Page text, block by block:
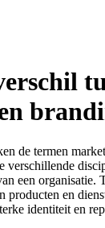
de termen
verschillende
een
producten en
identiteit en